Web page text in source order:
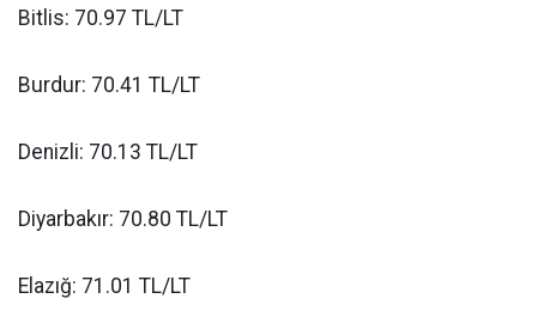
Bitlis: 70.97 TL/LT
Burdur: 70.41 TL/LT
Denizli: 70.13 TL/LT
Diyarbakır: 70.80 TL/LT
Elazığ: 71.01 TL/LT